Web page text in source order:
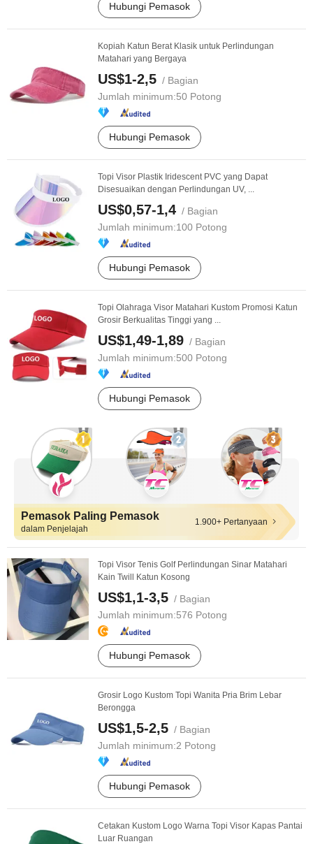
Hubungi Pemasok
Kopiah Katun Berat Klasik untuk Perlindungan
Matahari yang Bergaya
US$1-2,5 / Bagian
Jumlah minimum:50 Potong
Hubungi Pemasok
Topi Visor Plastik Iridescent PVC yang Dapat
Disesuaikan dengan Perlindungan UV, ...
US$0,57-1,4 / Bagian
Jumlah minimum:100 Potong
Hubungi Pemasok
Topi Olahraga Visor Matahari Kustom Promosi Katun
Grosir Berkualitas Tinggi yang ...
US$1,49-1,89 / Bagian
Jumlah minimum:500 Potong
Hubungi Pemasok
Pemasok Paling Pemasok
dalam Penjelajah
1.900+ Pertanyaan
Topi Visor Tenis Golf Perlindungan Sinar Matahari
Kain Twill Katun Kosong
US$1,1-3,5 / Bagian
Jumlah minimum:576 Potong
Hubungi Pemasok
Grosir Logo Kustom Topi Wanita Pria Brim Lebar
Berongga
US$1,5-2,5 / Bagian
Jumlah minimum:2 Potong
Hubungi Pemasok
Cetakan Kustom Logo Warna Topi Visor Kapas Pantai
Luar Ruangan